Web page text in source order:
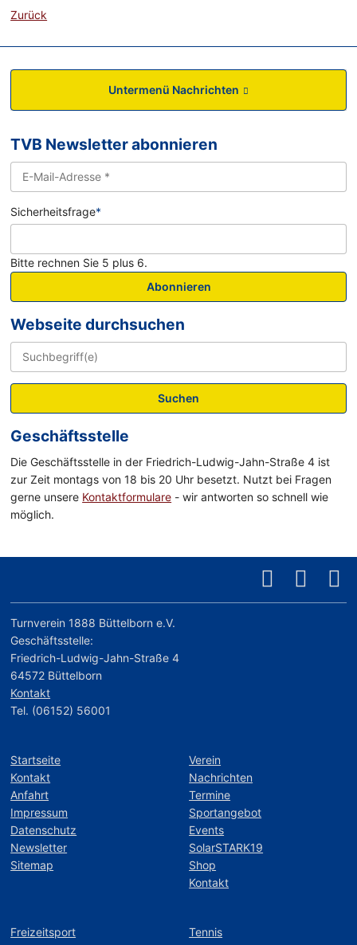
Zurück
Untermenü Nachrichten
TVB Newsletter abonnieren
Sicherheitsfrage*
Bitte rechnen Sie 5 plus 6.
Abonnieren
Webseite durchsuchen
Suchen
Geschäftsstelle
Die Geschäftsstelle in der Friedrich-Ludwig-Jahn-Straße 4 ist
zur Zeit montags von 18 bis 20 Uhr besetzt. Nutzt bei Fragen
gerne unsere Kontaktformulare - wir antworten so schnell wie
möglich.
Turnverein 1888 Büttelborn e.V.
Geschäftsstelle:
Friedrich-Ludwig-Jahn-Straße 4
64572 Büttelborn
Kontakt
Tel. (06152) 56001
Startseite
Kontakt
Anfahrt
Impressum
Datenschutz
Newsletter
Sitemap
Verein
Nachrichten
Termine
Sportangebot
Events
SolarSTARK19
Shop
Kontakt
Freizeitsport
Tennis